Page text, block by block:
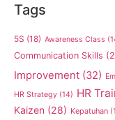
Tags
5S (18) Awareness Class
Communication Skills
Improvement (32)
HR Strategy (14) HR
Kaizen (28) Kepatuhan